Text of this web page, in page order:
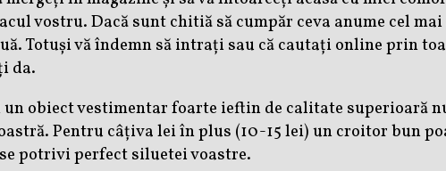
vostru. Dacă sunt chitiă să cumpăr ceva anume cel
Totuși vă îndemn să intrați sau că cautați online prin
da.
un obiect vestimentar foarte ieftin de calitate superioară
Pentru câțiva lei în plus (10-15 lei) un croitor bun
potrivi perfect siluetei voastre.